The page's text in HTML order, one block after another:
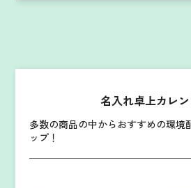
名入れ卓上カレ
多数の商品の中からおすすめの環境
ップ！